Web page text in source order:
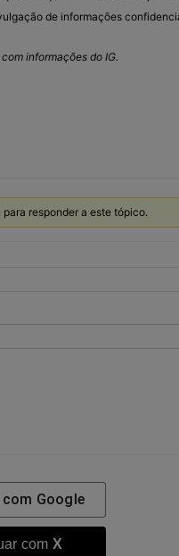
de informações
informações do IG.
responder a este tópico.
Google
com X